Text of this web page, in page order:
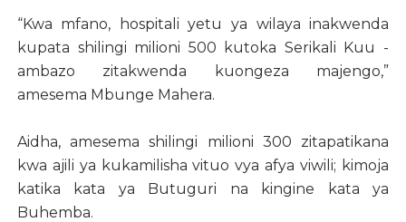
“Kwa mfano, hospitali yetu ya wilaya inakwenda
kupata shilingi milioni 500 kutoka Serikali Kuu -
ambazo zitakwenda kuongeza majengo,”
amesema Mbunge Mahera.
Aidha, amesema shilingi milioni 300 zitapatikana
kwa ajili ya kukamilisha vituo vya afya viwili; kimoja
katika kata ya Butuguri na kingine kata ya
Buhemba.